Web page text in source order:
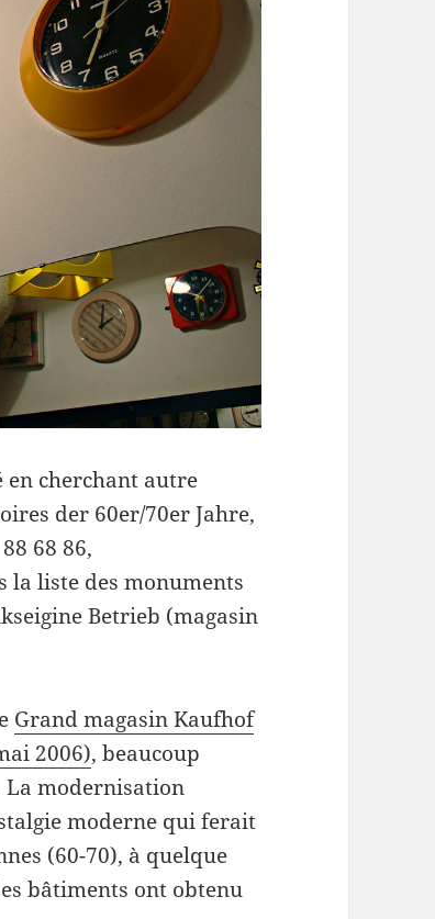
en cherchant autre
der 60er/70er Jahre,
68 86,
la liste des monuments
Betrieb (magasin
Grand magasin Kaufhof
2006), beaucoup
La modernisation
moderne qui ferait
(60-70), à quelque
bâtiments ont obtenu